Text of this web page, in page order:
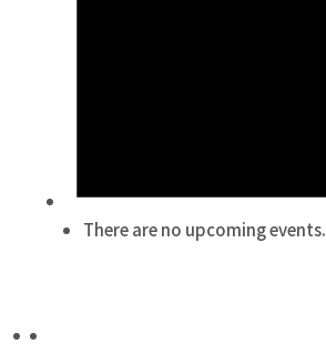
There are no upcoming events.